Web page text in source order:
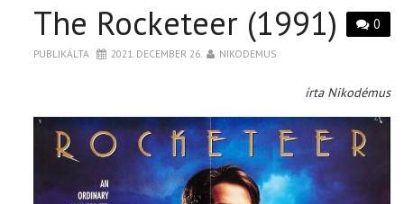
0
The Rocketeer (1991)
PUBLIKÁLTA 2021. DECEMBER 26. NIKODEMUS
írta Nikodémus